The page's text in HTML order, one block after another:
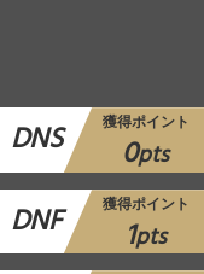
DNS 獲得ポイント
0pts
DNF 獲得ポイント
1pts